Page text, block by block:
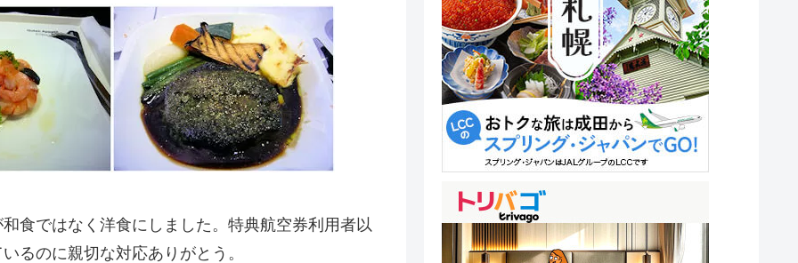
食ではなく洋食にしました。特典航空券利用者以
るのに親切な対応ありがとう。